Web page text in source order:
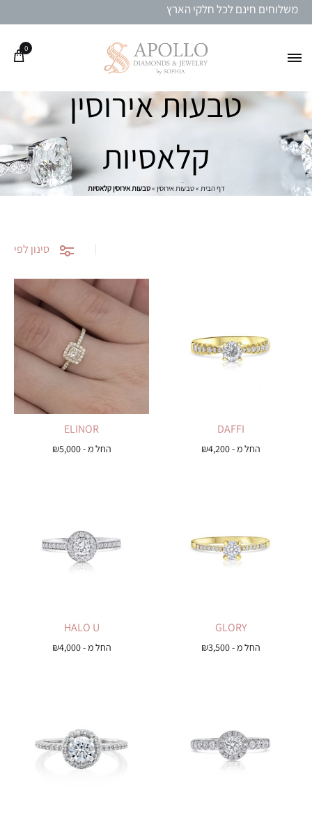
משלוחים חינם לכל חלקי הארץ
0
טבעות אירוסין
קלאסיות
דף הבית »טבעות אירוסין »טבעות אירוסין קלאסיות
סינון לפי
DAFFI
החל מ - ₪4,200
ELINOR
החל מ - ₪5,000
GLORY
החל מ - ₪3,500
HALO U
החל מ - ₪4,000